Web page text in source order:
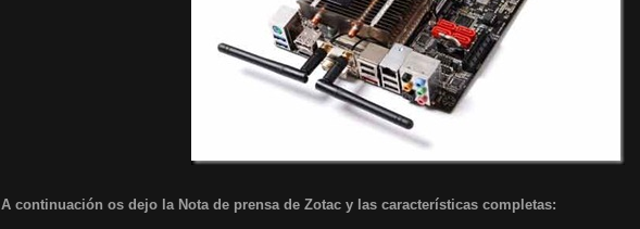
A continuación os dejo la Nota de prensa de Zotac y las características completas: